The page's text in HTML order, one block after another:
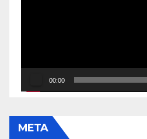
00:00
META